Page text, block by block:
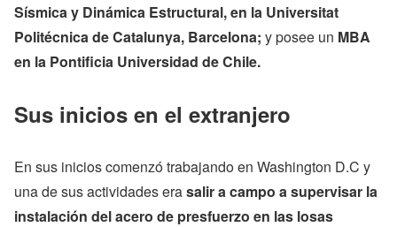
Sísmica y Dinámica Estructural, en la Universitat
Politécnica de Catalunya, Barcelona; y posee un MBA
en la Pontificia Universidad de Chile.
Sus inicios en el extranjero
En sus inicios comenzó trabajando en Washington D.C y
una de sus actividades erasalir a campo a supervisar la
instalación del acero de presfuerzo en las losas